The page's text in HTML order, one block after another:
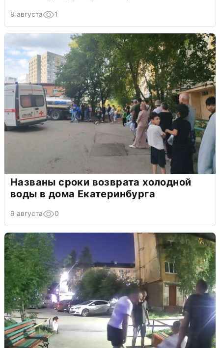
9 августа 1
Названы сроки возврата холодной
воды в дома Екатеринбурга
9 августа 0